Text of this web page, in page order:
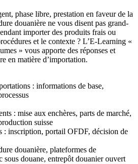
phase libre, prestation en faveur de la
douanière ne vous disent pas grand-
importer des produits frais ou
et le contexte ? L’E-Learning «
» vous apporte des réponses et
en matière d’importation.
: informations de base,
: mise aux enchères, parts de marché,
suisse
: inscription, portail OFDF, décision de
douanière, plateformes de
sous douane, entrepôt douanier ouvert